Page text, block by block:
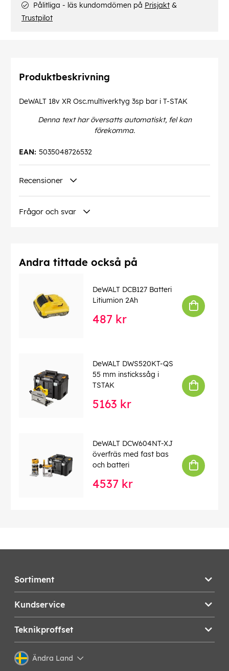
Pålitliga - läs kundomdömen på Prisjakt &
Trustpilot
Produktbeskrivning
DeWALT 18v XR Osc.multiverktyg 3sp bar i T-STAK
Denna text har översatts automatiskt, fel kan
förekomma.
5035048726532
EAN:
Recensioner
Frågor och svar
Andra tittade också på
DeWALT DCB127 Batteri
Litiumion 2Ah
487 kr
DeWALT DWS520KT-QS
55 mm instickssåg i
TSTAK
5163 kr
DeWALT DCW604NT-XJ
överfräs med fast bas
och batteri
4537 kr
Sortiment
Kundservice
Teknikproffset
Ändra Land